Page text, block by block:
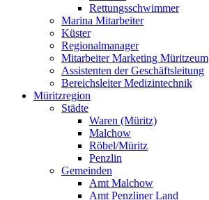
Rettungsschwimmer
Marina Mitarbeiter
Küster
Regionalmanager
Mitarbeiter Marketing Müritzeum
Assistenten der Geschäftsleitung
Bereichsleiter Medizintechnik
Müritzregion
Städte
Waren (Müritz)
Malchow
Röbel/Müritz
Penzlin
Gemeinden
Amt Malchow
Amt Penzliner Land